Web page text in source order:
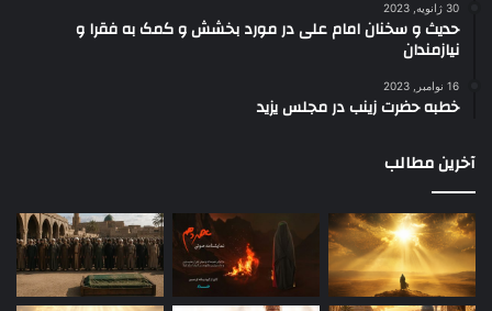
30 ژانویه, 2023
حدیث و سخنان امام علی در مورد بخشش و کمک به فقرا و
نیازمندان
16 نوامبر, 2023
خطبه حضرت زینب در مجلس یزید
آخرین مطالب